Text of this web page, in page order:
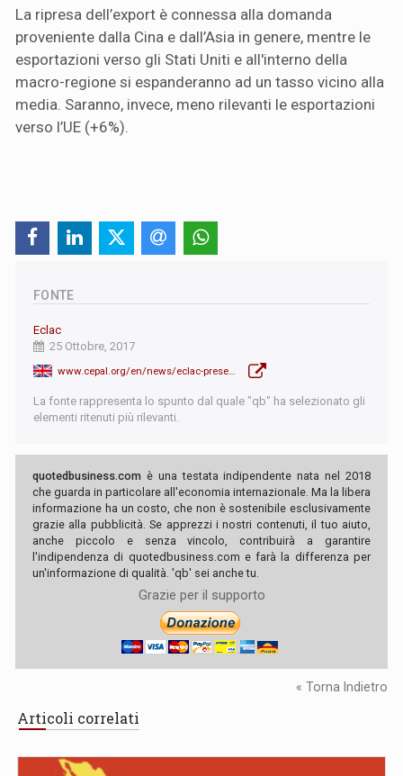
La ripresa dell’export è connessa alla domanda
proveniente dalla Cina e dall’Asia in genere, mentre le
esportazioni verso gli Stati Uniti e all'interno della
macro-regione si espanderanno ad un tasso vicino alla
media. Saranno, invece, meno rilevanti le esportazioni
verso l’UE (+6%).
FONTE
Eclac
25 Ottobre, 2017
La fonte rappresenta lo spunto dal quale "qb" ha selezionato gli
elementi ritenuti più rilevanti.
quotedbusiness.com è una testata indipendente nata nel 2018
che guarda in particolare all'economia internazionale. Ma la libera
informazione ha un costo, che non è sostenibile esclusivamente
grazie alla pubblicità. Se apprezzi i nostri contenuti, il tuo aiuto,
anche piccolo e senza vincolo, contribuirà a garantire
l'indipendenza di quotedbusiness.com e farà la differenza per
un'informazione di qualità. 'qb' sei anche tu.
Grazie per il supporto
« Torna Indietro
Articoli correlati